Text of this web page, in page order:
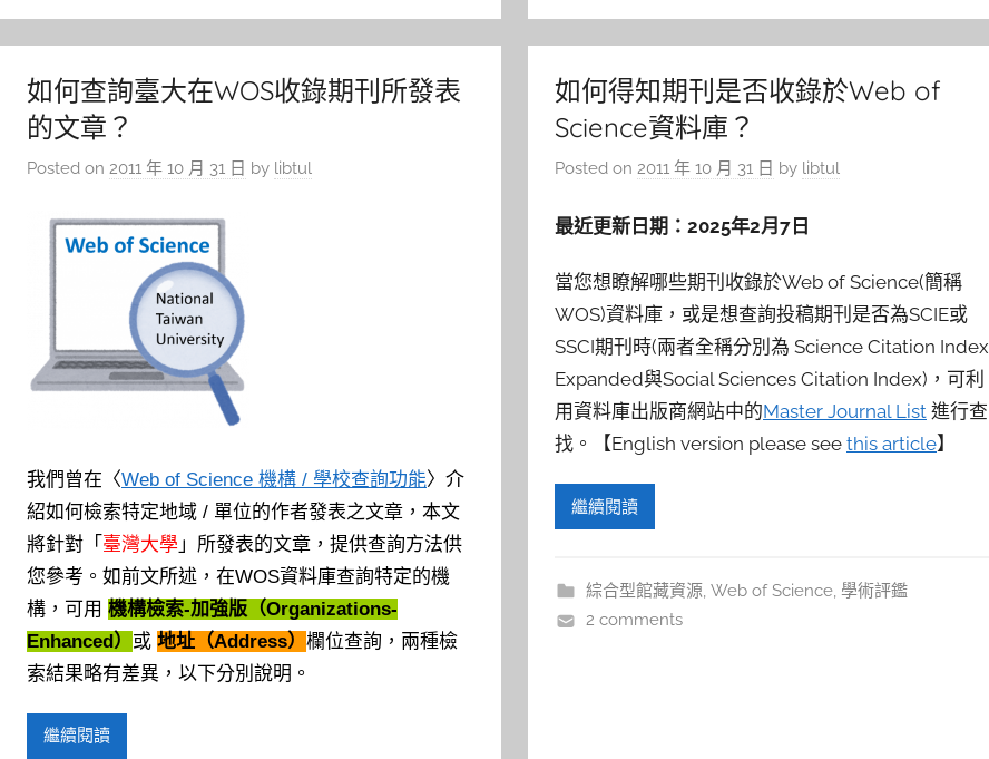
如何查詢臺大在WOS收錄期刊所發表
的文章？
Posted on 2011 年 10 月 31 日 by libtul
我們曾在〈Web of Science 機構 / 學校查詢功能〉介
紹如何檢索特定地域 / 單位的作者發表之文章，本文
將針對「 臺灣大學 」所發表的文章，提供查詢方法供
您參考。如前文所述，在WOS資料庫查詢特定的機
構，可用 機構檢索-加強版（Organizations-
Enhanced） 或 地址（Address） 欄位查詢，兩種檢
索結果略有差異，以下分別說明。
繼續閱讀
如何得知期刊是否收錄於Web of
Science資料庫？
Posted on 2011 年 10 月 31 日 by libtul
最近更新日期： 2025年2月 7 日
當您想瞭解哪些期刊收錄於Web of Science(簡稱
WOS)資料庫，或是想查詢投稿期刊是否為SCIE或
SSCI期刊時(兩者全稱分別為 Science Citation Index
Expanded與Social Sciences Citation Index)，可利
用資料庫出版商網站中的Master Journal List 進行查
找。【English version please see this article】
繼續閱讀
綜合型館藏資源, Web of Science, 學術評鑑
2 comments